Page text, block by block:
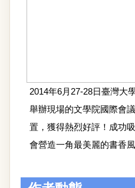
2014年6月27-28日臺灣大
舉辦現場的文學院國際會
置，獲得熱烈好評！成功
會營造一角最美麗的書香風